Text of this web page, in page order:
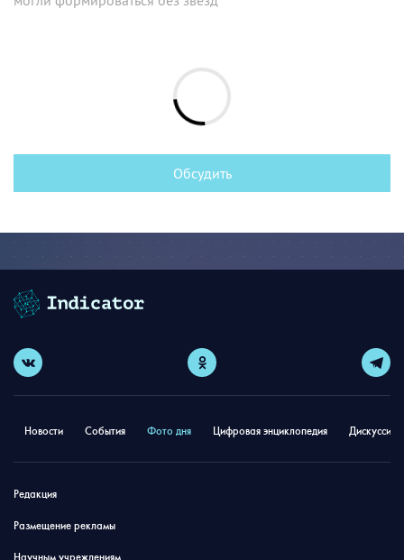
Обсудить
Новости События Фото дня Цифровая энциклопедия
Редакция
Размещение рекламы
Научным учреждениям